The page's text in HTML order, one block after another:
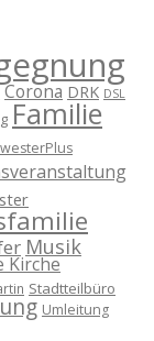
Corona DRK DSL
Familie
Musik
Kirche
Stadtteilbüro
Umleitung